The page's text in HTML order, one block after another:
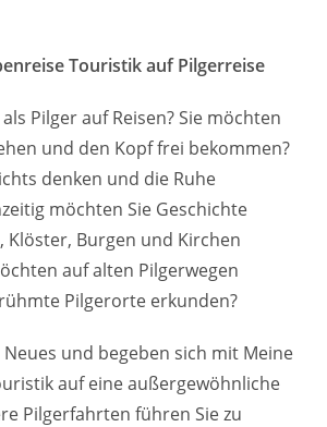
Touristik auf Pilgerreise
Pilger auf Reisen? Sie möchten
und den Kopf frei bekommen?
denken und die Ruhe
möchten Sie Geschichte
Klöster, Burgen und Kirchen
auf alten Pilgerwegen
Pilgerorte erkunden?
Neues und begeben sich mit Meine
auf eine außergewöhnliche
Pilgerfahrten führen Sie zu